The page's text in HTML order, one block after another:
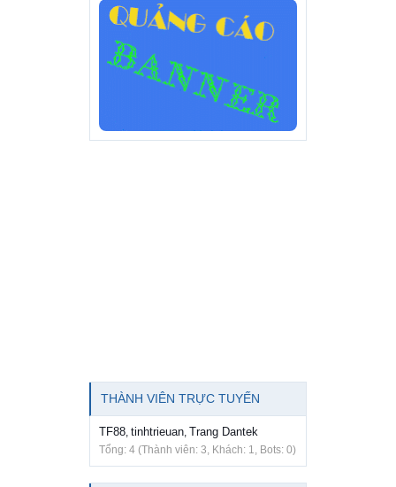
THÀNH VIÊN TRỰC TUYẾN
TF88, tinhtrieuan, Trang Dantek
Tổng: 4 (Thành viên: 3, Khách: 1, Bots: 0)